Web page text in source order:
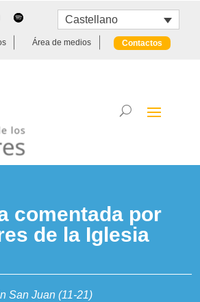
Castellano
Área de medios Contactos
comentada por
de la Iglesia
San Juan (11-21)